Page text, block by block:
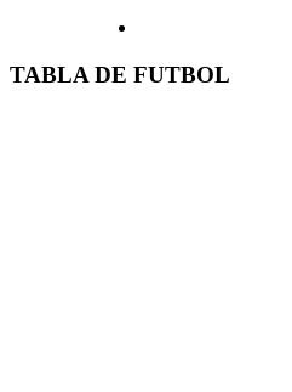
TABLA DE FUTBOL